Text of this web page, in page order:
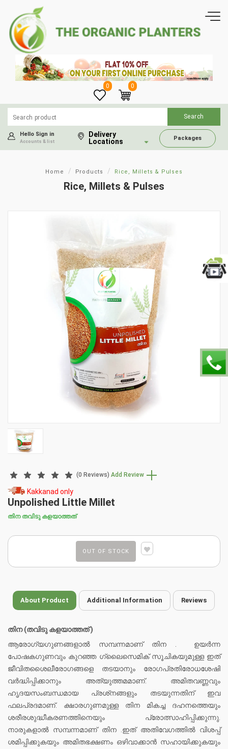
0 0
Hello Sign in
Accounts & list
Delivery
Locations
Packages
Home Products Rice, Millets & Pulses
Rice, Millets & Pulses
(0 Reviews) Add Review
Kakkanad only
Unpolished Little Millet
തിന തവിടു കളയാത്തത്
OUT OF STOCK
About Product Additional Information Reviews
തിന (തവിടു കളയാത്തത് )
ആരോഗ്യഗുണങ്ങളാൽ സമ്പന്നമാണ് തിന . ഉയര്‍ന്ന
പോഷകഗുണവും കുറഞ്ഞ ഗ്ലൈസെമിക് സൂചികയുമുള്ള ഇത്
ജീവിതശൈലീരോഗങ്ങളെ തടയാനും രോഗപ്രതിരോധശേഷി
വർദ്ധിപ്പിക്കാനും അത്യുത്തമമാണ്. അമിതവണ്ണവും
ഹൃദയസംബന്ധമായ പ്രശ്‌നങ്ങളും തടയുന്നതിന് ഇവ
ഫലപ്രദമാണ്. ക്ഷാരഗുണമുള്ള തിന മികച്ച ദഹനത്തെയും
ശരീരശുദ്ധീകരണത്തിനെയും പ്രോത്സാഹിപ്പിക്കുന്നു.
നാരുകളാൽ സമ്പന്നമാണ് തിന .ഇത് അതിവേഗത്തിൽ വിശപ്പ്
ശമിപ്പിക്കുകയും അമിതഭക്ഷണം ഒഴിവാക്കാൻ സഹായിക്കുകയും